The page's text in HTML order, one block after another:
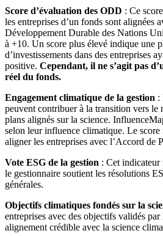
Score d’évaluation des ODD : Ce
les entreprises d’un fonds sont alignées
Développement Durable des Nations
à +10. Un score plus élevé indique une
d’investissements dans des entreprises
positive. Cependant, il ne s’agit pas
réel du fonds.
Engagement climatique de la gestion :
peuvent contribuer à la transition vers le
plans alignés sur la science.
selon leur influence climatique. Le
aligner les entreprises avec l’Accord de
Vote ESG de la gestion : Cet indicateur
le gestionnaire soutient les résolutions
générales.
Objectifs climatiques fondés sur la
entreprises avec des objectifs validés
alignement crédible avec la science